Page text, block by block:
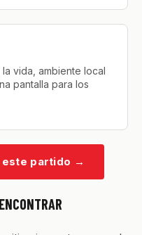
vida, ambiente local
pantalla para los
este partido →